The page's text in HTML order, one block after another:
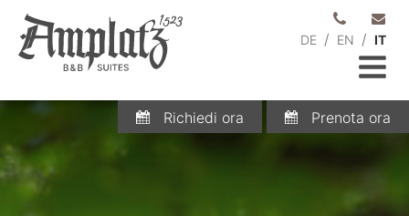
DE / EN / IT
Richiedi ora Prenota ora